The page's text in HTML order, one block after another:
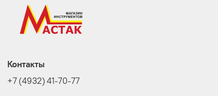
Контакты
+7 (4932) 41-70-77